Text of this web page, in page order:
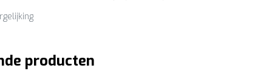
producten